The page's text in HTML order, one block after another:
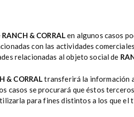
RANCH & CORRALen algunos casos
con las actividades
relacionadas al objeto social de
& CORRALtransferirá la información
casos se procurará que éstos
para fines distintos a los que el